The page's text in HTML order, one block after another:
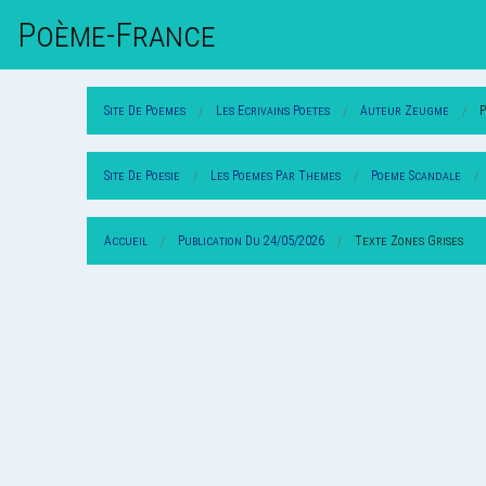
Poème-FrAnce
Site De Poemes Les Ecrivains Poetes Auteur Zeugme
Site De Poesie Les Poemes Par Themes Poeme Scandale
Accueil Publication Du 24/05/2026 Texte Zones Grises